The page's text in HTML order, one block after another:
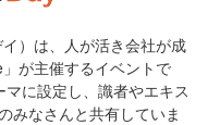
）は、人が活き会社が成
が主催するイベントで
に設定し、識者やエキス
みなさんと共有していま